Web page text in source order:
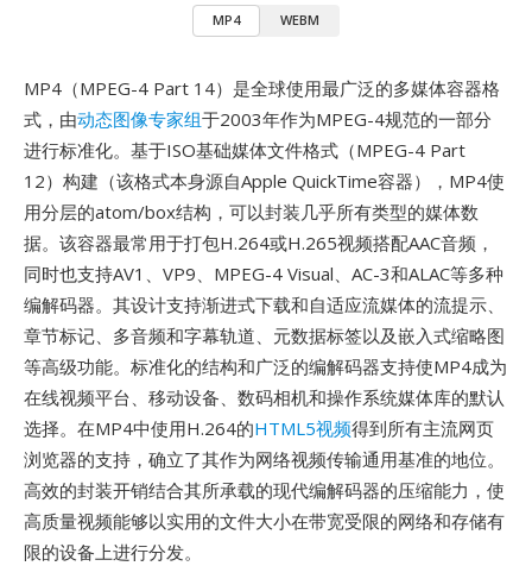
MP4 WEBM
MP4（MPEG-4 Part 14）是全球使用最广泛的多媒体容器格
式，由动态图像专家组于2003年作为MPEG-4规范的一部分
进行标准化。基于ISO基础媒体文件格式（MPEG-4 Part
12）构建（该格式本身源自Apple QuickTime容器），MP4使
用分层的atom/box结构，可以封装几乎所有类型的媒体数
据。该容器最常用于打包H.264或H.265视频搭配AAC音频，
同时也支持AV1、VP9、MPEG-4 Visual、AC-3和ALAC等多种
编解码器。其设计支持渐进式下载和自适应流媒体的流提示、
章节标记、多音频和字幕轨道、元数据标签以及嵌入式缩略图
等高级功能。标准化的结构和广泛的编解码器支持使MP4成为
在线视频平台、移动设备、数码相机和操作系统媒体库的默认
选择。在MP4中使用H.264的HTML5视频得到所有主流网页
浏览器的支持，确立了其作为网络视频传输通用基准的地位。
高效的封装开销结合其所承载的现代编解码器的压缩能力，使
高质量视频能够以实用的文件大小在带宽受限的网络和存储有
限的设备上进行分发。